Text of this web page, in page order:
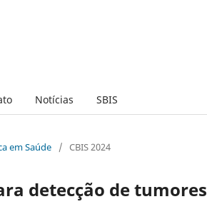
Notícias SBIS
em Saúde / CBIS 2024
detecção de tumores